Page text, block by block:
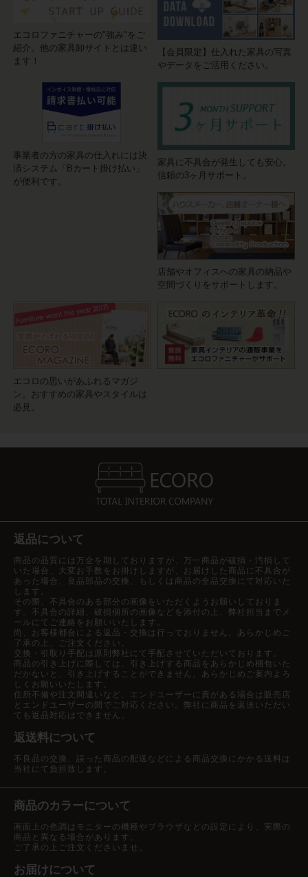
エコロファニチャーの"強み"をご
紹介。他の家具卸サイトとは違い
ます！
【会員限定】仕入れた家具の写真
やデータをご活用ください。
事業者の方の家具の仕入れには決
済システム「Bカート掛け払い」
が便利です。
家具に不具合が発生しても安心。
信頼の3ヶ月サポート。
店舗やオフィスへの家具の納品や
空間づくりをサポートします。
エコロの思いがあふれるマガジ
ン。おすすめの家具やスタイルは
必見。
返品について
商品の品質には万全を期しておりますが、万一商品が破損・汚損して
いた場合、大変お手数をお掛けしますが、お届けした商品に不具合が
あった場合、良品部品の交換、もしくは商品の全品交換にて対応いた
します。
その際、不具合のある部分の画像をいただくようお願いしておりま
す。不具合の詳細、破損個所の画像などを添付の上、弊社担当までメ
ールにてご連絡をお願いいたします。
尚、お客様都合による返品・交換は行っておりません。あらかじめご
了承の上、ご注文ください。
交換・引取り手配は原則弊社にて手配させていただいております。
商品の引き上げに際しては、引き上げする商品をあらかじめ梱包いた
だかないと、引き上げすることができません。あらかじめご案内よろ
しくお願いいたします。
住所不備や注文間違いなど、エンドユーザーに責がある場合は販売店
とエンドユーザーの間でご対応ください。弊社に商品を返送いただい
ても返品対応はできません。
返送料について
不良品の交換、誤った商品の配送などによる商品交換にかかる送料は
当社にて負担致します。
商品のカラーについて
画面上の色調はモニターの機種やブラウザなどの設定により、実際の
商品と異なる場合があります。
ご了承の上ご注文くださいませ。
お届けについて